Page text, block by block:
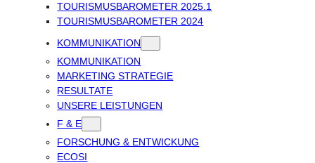
TOURISMUSBAROMETER 2025.1
TOURISMUSBAROMETER 2024
KOMMUNIKATION
KOMMUNIKATION
MARKETING STRATEGIE
RESULTATE
UNSERE LEISTUNGEN
F & E
FORSCHUNG & ENTWICKUNG
ECOSI